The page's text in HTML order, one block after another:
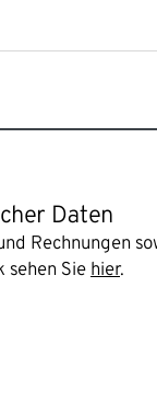
Daten
Rechnungen
sehen Sie hier.